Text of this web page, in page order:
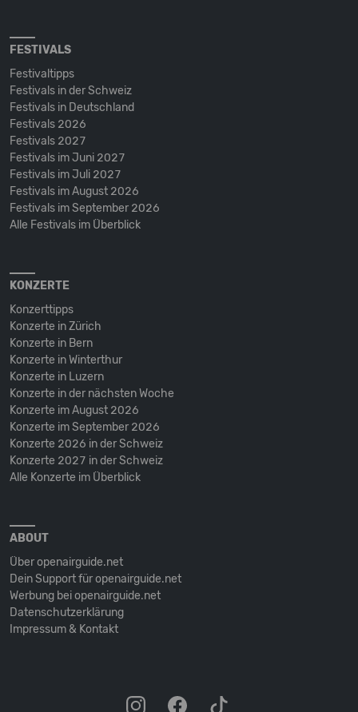
FESTIVALS
Festivaltipps
Festivals in der Schweiz
Festivals in Deutschland
Festivals 2026
Festivals 2027
Festivals im Juni 2027
Festivals im Juli 2027
Festivals im August 2026
Festivals im September 2026
Alle Festivals im Überblick
KONZERTE
Konzerttipps
Konzerte in Zürich
Konzerte in Bern
Konzerte in Winterthur
Konzerte in Luzern
Konzerte in der nächsten Woche
Konzerte im August 2026
Konzerte im September 2026
Konzerte 2026 in der Schweiz
Konzerte 2027 in der Schweiz
Alle Konzerte im Überblick
ABOUT
Über openairguide.net
Dein Support für openairguide.net
Werbung bei openairguide.net
Datenschutz­erklärung
Impressum & Kontakt